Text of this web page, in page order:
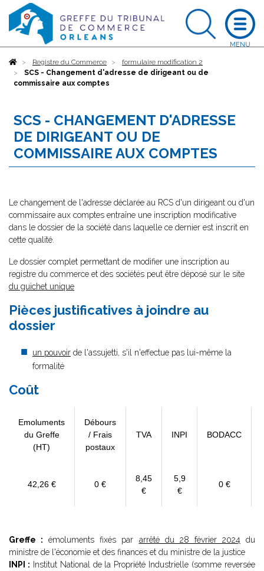
AccueilRegistre du Commerce
formulaire modification 2
SCS - Changement d'adresse de dirigeant ou de
commissaire aux comptes
SCS - CHANGEMENT D'ADRESSE
DE DIRIGEANT OU DE
COMMISSAIRE AUX COMPTES
Le changement de l'adresse déclarée au RCS d'un dirigeant ou d'un
commissaire aux comptes entraîne une inscription modificative
dans le dossier de la société dans laquelle ce dernier est inscrit en
cette qualité.
Le dossier complet permettant de modifier une inscription au
registre du commerce et des sociétés peut être déposé sur le site
du guichet unique
Pièces justificatives à joindre au
dossier
un pouvoir de l'assujetti, s'il n'effectue pas lui-même la
formalité
Coût
Emoluments
du Greffe
(HT)
Débours
/ Frais
postaux
TVA INPI BODACC
42,26 € 0 €
8,45
€
5,9
€
0 €
Greffe : émoluments fixés par arrêté du 28 février 2024 du
ministre de l'économie et des finances et du ministre de la justice
INPI : Institut National de la Propriété Industrielle (somme reversée